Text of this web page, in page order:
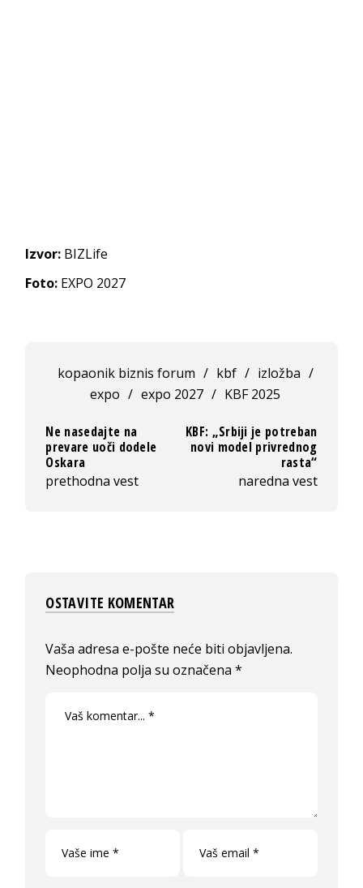
Izvor: BIZLife
Foto: EXPO 2027
kopaonik biznis forum / kbf / izložba /
expo / expo 2027 / KBF 2025
Ne nasedajte na
prevare uoči dodele
Oskara
prethodna vest
KBF: „Srbiji je potreban
novi model privrednog
rasta“
naredna vest
OSTAVITE KOMENTAR
Vaša adresa e-pošte neće biti objavljena.
Neophodna polja su označena*